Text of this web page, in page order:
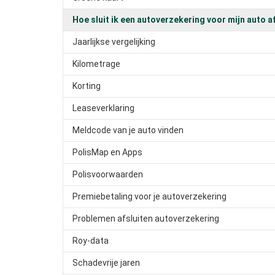
Hoe sluit ik een autoverzekering voor mijn auto
Jaarlijkse vergelijking
Kilometrage
Korting
Leaseverklaring
Meldcode van je auto vinden
PolisMap en Apps
Polisvoorwaarden
Premiebetaling voor je autoverzekering
Problemen afsluiten autoverzekering
Roy-data
Schadevrije jaren